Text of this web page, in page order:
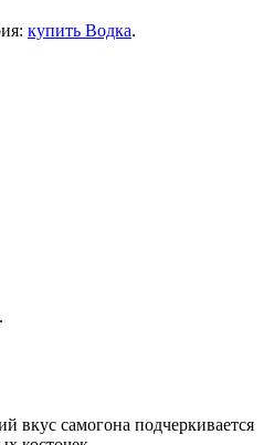
купить Водка.
вкус самогона подчеркивается